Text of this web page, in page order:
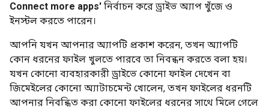
Connect more apps' নির্বাচন করে ড্রাইভ অ্যাপ খুঁজে ও
ইনস্টল করতে পারেন।
আপনি যখন আপনার অ্যাপটি প্রকাশ করেন, তখন অ্যাপটি
কোন ধরনের ফাইল খুলতে পারবে তা নিবন্ধন করতে বলা হয়।
যখন কোনো ব্যবহারকারী ড্রাইভে কোনো ফাইল দেখেন বা
জিমেইলের কোনো অ্যাটাচমেন্ট খোলেন, তখন ফাইলের ধরনটি
আপনার নিবন্ধিত করা কোনো ফাইলের ধরনের সাথে মিলে গেলে